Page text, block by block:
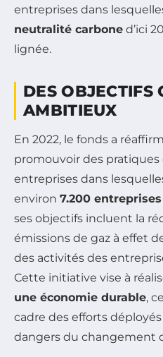
entreprises dans
neutralité carbone d’ici
lignée.
DES OBJECTIFS
AMBITIEUX
En 2022, le fonds a
promouvoir des pratiques
entreprises dans
environ 7.200 entreprises
ses objectifs incluent la
émissions de gaz à effet
des activités des
Cette initiative vise à
une économie durable,
cadre des efforts
dangers du changement